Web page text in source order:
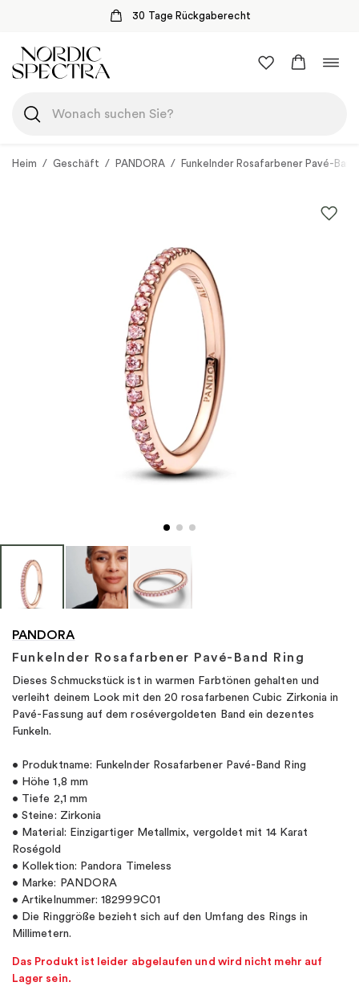
30 Tage Rückgaberecht
Inhalt
springen
Heim / Geschäft / PANDORA / Funkelnder Rosafarbener Pavé-Band
PANDORA
Funkelnder Rosafarbener Pavé-Band Ring
Dieses Schmuckstück ist in warmen Farbtönen gehalten und
verleiht deinem Look mit den 20 rosafarbenen Cubic Zirkonia in
Pavé-Fassung auf dem rosévergoldeten Band ein dezentes
Funkeln.
• Produktname: Funkelnder Rosafarbener Pavé-Band Ring
• Höhe 1,8 mm
• Tiefe 2,1 mm
• Steine: Zirkonia
• Material: Einzigartiger Metallmix, vergoldet mit 14 Karat
Roségold
• Kollektion: Pandora Timeless
• Marke: PANDORA
• Artikelnummer: 182999C01
• Die Ringgröße bezieht sich auf den Umfang des Rings in
Millimetern.
Das Produkt ist leider abgelaufen und wird nicht mehr auf
Lager sein.